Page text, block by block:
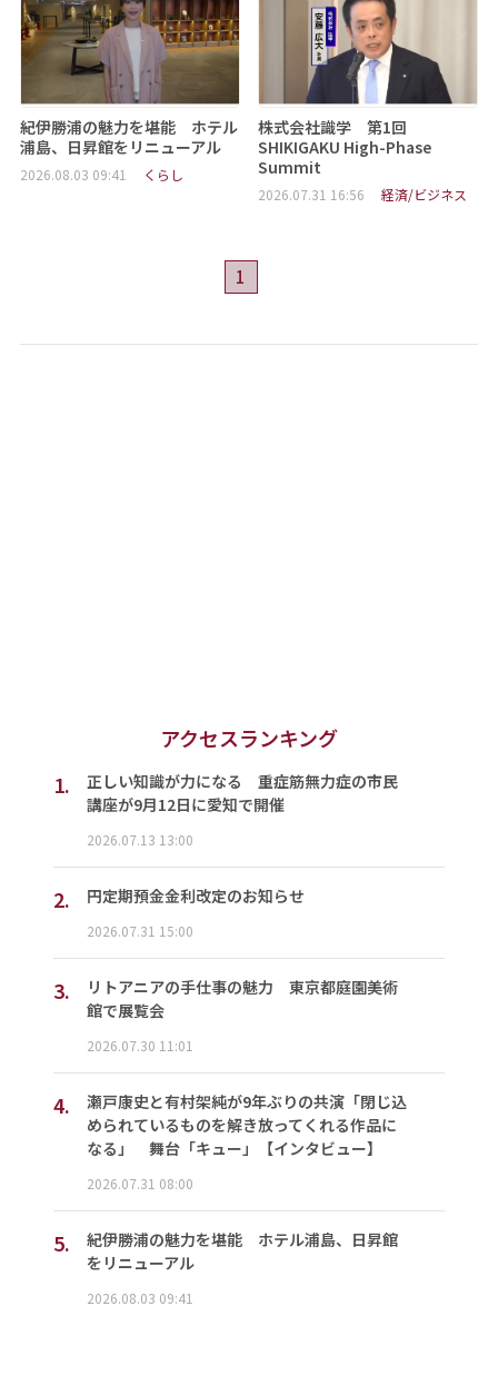
紀伊勝浦の魅力を堪能 ホテル
浦島、日昇館をリニューアル
2026.08.03 09:41 くらし
株式会社識学 第1回
SHIKIGAKU High-Phase
Summit
2026.07.31 16:56 経済/ビジネス
1
アクセスランキング
1.
正しい知識が力になる 重症筋無力症の市民
講座が9月12日に愛知で開催
2026.07.13 13:00
2. 円定期預金金利改定のお知らせ
2026.07.31 15:00
3.
リトアニアの手仕事の魅力 東京都庭園美術
館で展覧会
2026.07.30 11:01
4.
瀬戸康史と有村架純が9年ぶりの共演「閉じ込
められているものを解き放ってくれる作品に
なる」 舞台「キュー」【インタビュー】
2026.07.31 08:00
5.
紀伊勝浦の魅力を堪能 ホテル浦島、日昇館
をリニューアル
2026.08.03 09:41